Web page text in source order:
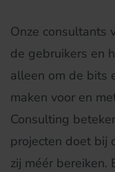
Onze consultants
de gebruikers en
alleen om de bits
maken voor en
Consulting
projecten doet bij
zij méér bereiken.